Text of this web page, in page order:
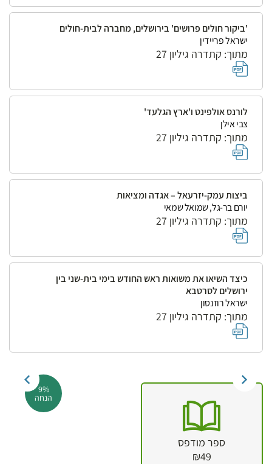
'ביקור חולים פרושים' בירושלים, מחברה לבית-חולים
ישראל פריידין
מתוך: קתדרה גיליון 27
לורנס אולפינט ו'ארץ הגלעד'
צבי אילן
מתוך: קתדרה גיליון 27
ביצות עמק-יזרעאל – אגדה ומציאות
יורם בר-גל, שמואל שמאי
מתוך: קתדרה גיליון 27
כיצד השיאו את משואות ראש החודש בימי בית-שני בין
ירושלים לסרטבא
ישראל רוזנסון
מתוך: קתדרה גיליון 27
9%
הנחה
ספר מודפס
₪49